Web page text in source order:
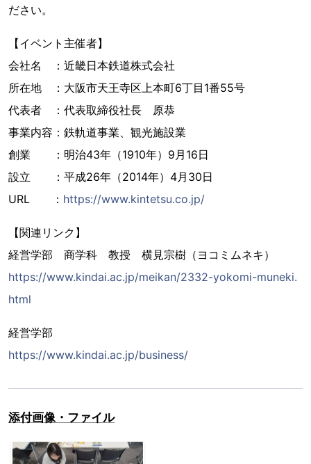
ださい。
【イベント主催者】
会社名 ：近畿日本鉄道株式会社
所在地 ：大阪市天王寺区上本町6丁目1番55号
代表者 ：代表取締役社長 原恭
事業内容：鉄軌道事業、観光施設業
創業 ：明治43年（1910年）9月16日
設立 ：平成26年（2014年）4月30日
URL ： https://www.kintetsu.co.jp/
【関連リンク】
経営学部 商学科 教授 横見宗樹（ヨコミムネキ）
https://www.kindai.ac.jp/meikan/2332-yokomi-muneki.
html
経営学部
https://www.kindai.ac.jp/business/
添付画像・ファイル